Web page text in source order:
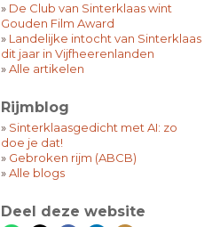
» De Club van Sinterklaas wint
Gouden Film Award
» Landelijke intocht van Sinterklaas
dit jaar in Vijfheerenlanden
»Alle artikelen
Rijmblog
» Sinterklaasgedicht met AI: zo
doe je dat!
» Gebroken rijm (ABCB)
»Alle blogs
Deel deze website